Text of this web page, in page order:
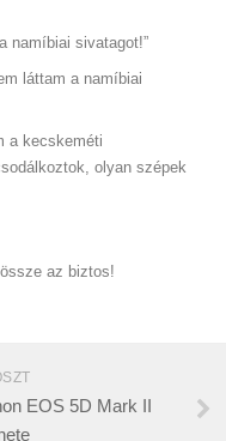
namíbiai sivatagot!”
láttam a namíbiai
a kecskeméti
olyan szépek
az biztos!
EOS 5D Mark II